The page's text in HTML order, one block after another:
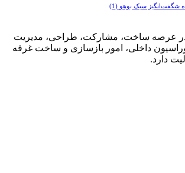
(1)
در عرصه ساخت، مشارکت، طراحی، مدیریت
داخلی، امور بازسازی و ساخت غرفه
دارد.